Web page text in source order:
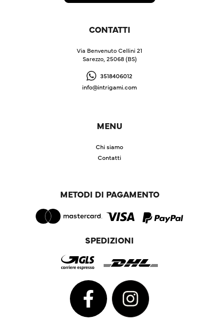
CONTATTI
Via Benvenuto Cellini 21
Sarezzo, 25068 (BS)
3518406012
info@intrigami.com
MENU
Chi siamo
Contatti
METODI DI PAGAMENTO
SPEDIZIONI